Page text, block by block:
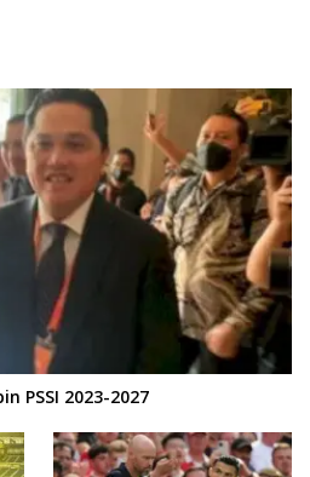
PSSI 2023-2027